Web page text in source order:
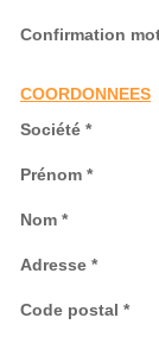
Confirmation
COORDONNEES
Société *
Prénom *
Nom *
Adresse *
Code postal *